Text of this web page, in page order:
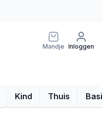
Mandje Inloggen
Kind Thuis